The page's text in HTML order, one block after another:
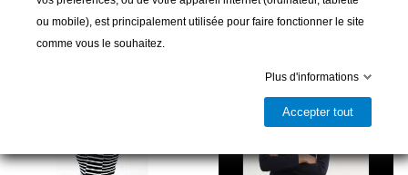
catégorie :
ou mobile), est principalement utilisée pour faire fonctionner le site
comme vous le souhaitez.
Plus d'informations
Accepter tout